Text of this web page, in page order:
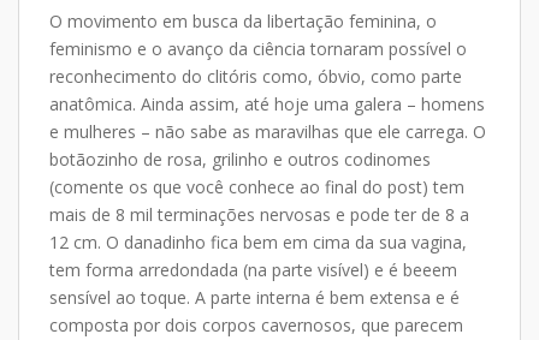
O movimento em busca da libertação feminina, o
feminismo e o avanço da ciência tornaram possível o
reconhecimento do clitóris como, óbvio, como parte
anatômica. Ainda assim, até hoje uma galera – homens
e mulheres – não sabe as maravilhas que ele carrega. O
botãozinho de rosa, grilinho e outros codinomes
(comente os que você conhece ao final do post) tem
mais de 8 mil terminações nervosas e pode ter de 8 a
12 cm. O danadinho fica bem em cima da sua vagina,
tem forma arredondada (na parte visível) e é beeem
sensível ao toque. A parte interna é bem extensa e é
composta por dois corpos cavernosos, que parecem